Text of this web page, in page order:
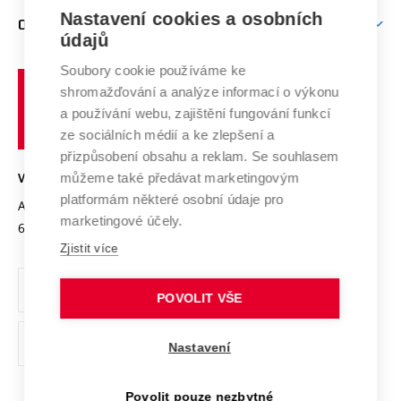
E-přihláška
Doktorské studium
Podpora podnikání
Mezinárodní vědecká rada
Systém zajišťování kvality výzkumu
Výzkumné infrastruktury
Transfer znalostí
Open Science
Projekty
Projekty ze strukturálních fondů
Specifický výzkum
Zahraniční spolupráce
Spolupráce se školami
Služby univerzity
Mezinárodní dohody
Univerzitní sítě
O UNIVERZITĚ
Profil univerzity
Udržitelná univerzita
Podnikavá univerzita / ContriBUTe
Bezpečná univerzita
Vyznamenání
Organizační struktura
Ochrana osobních údajů
odkaz)
učení
technické
VYSOKÉ UČENÍ TECHNICKÉ V BRNĚ
Antonínská 548/1
602 00 Brno
www.vut.cz
vut@vutbr.cz
Nastavení cookies a osobních
údajů
Soubory cookie používáme ke
shromažďování a analýze informací o výkonu
a používání webu, zajištění fungování funkcí
ze sociálních médií a ke zlepšení a
přizpůsobení obsahu a reklam. Se souhlasem
můžeme také předávat marketingovým
platformám některé osobní údaje pro
marketingové účely.
Zjistit více
POVOLIT VŠE
Nastavení
Povolit pouze nezbytné